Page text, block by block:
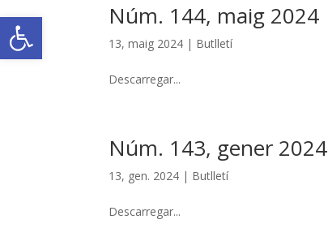
Obre la barra d'eines Núm. 144, maig 2024
13, maig 2024 | Butlletí
Descarregar...
Núm. 143, gener 2024
13, gen. 2024 | Butlletí
Descarregar...